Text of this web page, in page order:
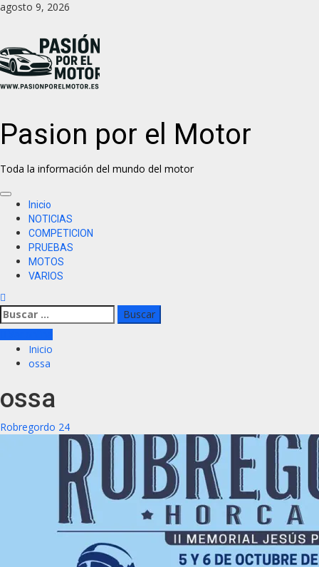
agosto 9, 2026
Pasion por el Motor
Toda la información del mundo del motor
Inicio
NOTICIAS
COMPETICION
PRUEBAS
MOTOS
VARIOS
Inicio
ossa
ossa
Robregordo 24